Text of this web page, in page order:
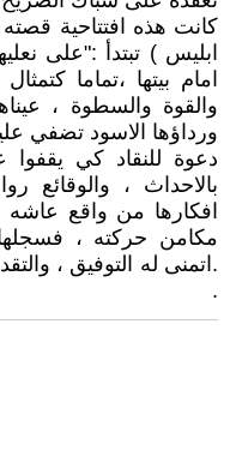
كانت هذه افتتاحية
ابليس ) تبتدأ :"على
امام بيتها ،تماما
والقوة والسطوة ،
ورداؤها الاسود تضفي
دعوة للنقاد كي يقفوا
بالاحداث ،
افكارها من واقع
مكامن حركته ،
.اتمنى له التوفيق ،
.